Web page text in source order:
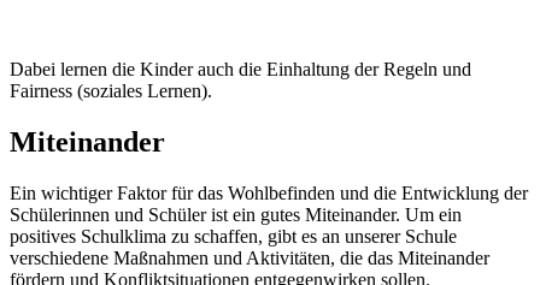
Dabei lernen die Kinder auch die Einhaltung der Regeln und
Fairness (soziales Lernen).
Miteinander
Ein wichtiger Faktor für das Wohlbefinden und die Entwicklung der
Schülerinnen und Schüler ist ein gutes Miteinander. Um ein
positives Schulklima zu schaffen, gibt es an unserer Schule
verschiedene Maßnahmen und Aktivitäten, die das Miteinander
fördern und Konfliktsituationen entgegenwirken sollen.